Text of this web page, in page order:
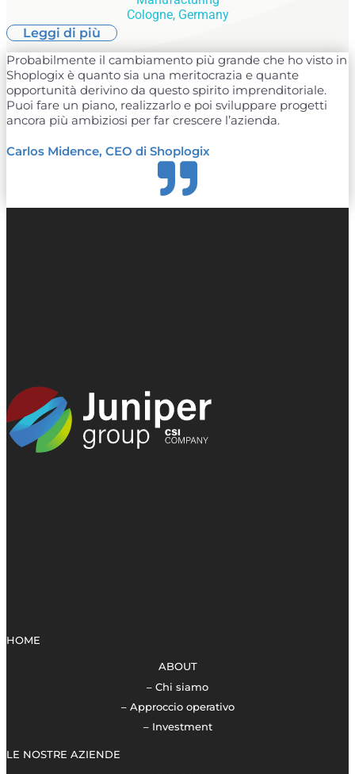
Cologne, Germany
Leggi di più
Probabilmente il cambiamento più grande che ho visto in
Shoplogix è quanto sia una meritocrazia e quante
opportunità derivino da questo spirito imprenditoriale.
Puoi fare un piano, realizzarlo e poi sviluppare progetti
ancora più ambiziosi per far crescere l’azienda.
Carlos Midence, CEO di Shoplogix
HOME
ABOUT
– Chi siamo
– Approccio operativo
– Investment
LE NOSTRE AZIENDE